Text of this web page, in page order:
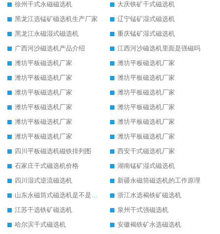
徐州干式永磁磁选机
大庆铁矿干式磁选机
黑龙江选锰矿磁选机生产厂家
辽宁锰矿湿式磁选机
黑龙江永磁湿式磁选机
重庆锰矿湿式磁选机
广西河沙磁选机产品介绍
江西河沙磁选机里面是强磁吗
潍坊平板磁选机厂家
潍坊平板磁选机厂家
潍坊平板磁选机厂家
潍坊平板磁选机厂家
潍坊平板磁选机厂家
潍坊平板磁选机厂家
潍坊平板磁选机厂家
潍坊平板磁选机厂家
潍坊平板磁选机厂家
潍坊平板磁选机厂家
潍坊平板磁选机厂家
潍坊平板磁选机厂家
四川平板磁选机磁铁排列图
西安干式磁选机厂家
石家庄干式磁选机价格
湖南锰矿湿式磁选机
四川湿式逆流磁选机
新疆永磁筒磁选机的工作原理
山东永磁筒式磁选机是不是强磁
浙江水选褐铁矿磁选机
江苏干选铁矿磁选机
泉州干式强磁选机
哈尔滨干式磁选机
安徽褐铁矿水选磁选机